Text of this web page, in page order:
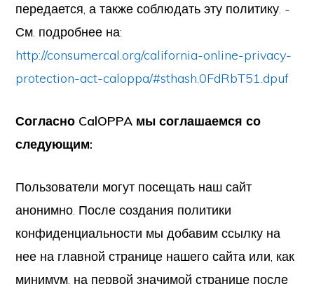
передается, а также соблюдать эту политику. -
См. подробнее на:
http://consumercal.org/california-online-privacy-
protection-act-caloppa/#sthash.0FdRbT51.dpuf
Согласно CalOPPA мы соглашаемся со
следующим:
Пользователи могут посещать наш сайт
анонимно. После создания политики
конфиденциальности мы добавим ссылку на
нее на главной странице нашего сайта или, как
минимум, на первой значимой странице после